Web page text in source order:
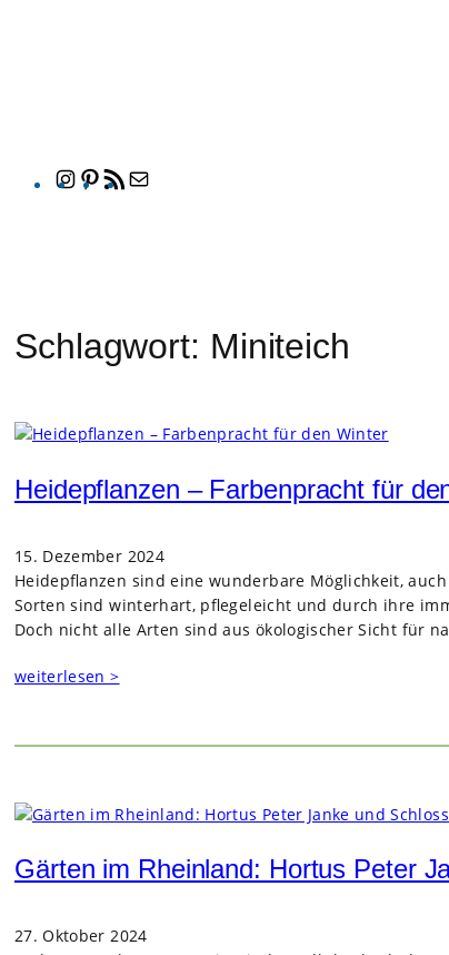
Instagram
Pinterest
RSS-
Schlagwort: Miniteich
Heidepflanzen – Farbenpracht für
15. Dezember 2024
Heidepflanzen sind eine wunderbare Möglichkeit,
Sorten sind winterhart, pflegeleicht und durch ihre
Doch nicht alle Arten sind aus ökologischer Sicht für
weiterlesen >
Gärten im Rheinland: Hortus Peter
27. Oktober 2024